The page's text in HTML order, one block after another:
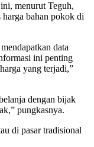
menurut Teguh,
harga bahan pokok di
data
ini penting
yang terjadi,”
dengan bijak
pungkasnya.
di pasar tradisional